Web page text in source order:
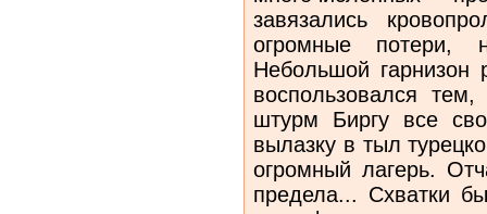
завязались
огромные потери,
Небольшой
воспользовался
штурм Биргу все
вылазку в тыл
огромный лагерь.
предела... Схватки